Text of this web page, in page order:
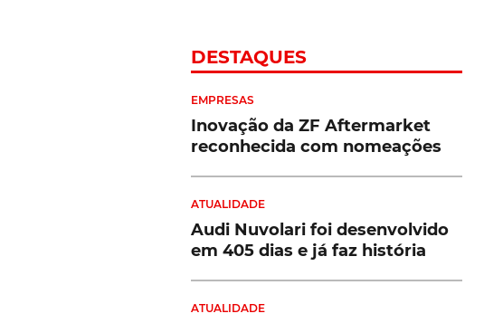
DESTAQUES
EMPRESAS
Inovação da ZF Aftermarket
reconhecida com nomeações
ATUALIDADE
Audi Nuvolari foi desenvolvido
em 405 dias e já faz história
ATUALIDADE